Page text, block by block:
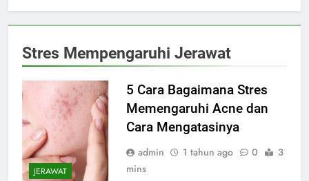
Stres Mempengaruhi Jerawat
JERAWAT
5 Cara Bagaimana Stres
Memengaruhi Acne dan
Cara Mengatasinya
admin 1 tahun ago 0
3
mins